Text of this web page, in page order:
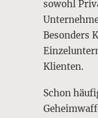
sowohl
Besonders
Klienten.
Schon